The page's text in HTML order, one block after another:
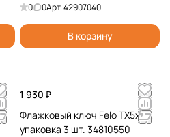
0 0Арт.42907040
В корзину
1 930 ₽
Флажковый ключ Felo TX5x33,
упаковка 3 шт. 34810550